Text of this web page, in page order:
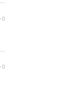
0
0